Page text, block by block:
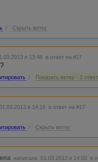
/ Скрыть ветку
в 13:48 в ответ на #17
/ Показать ветку - 2
в 14:16 в ответ на #17
/ Скрыть ветку
написала 01.03.2013 в 14:50 в